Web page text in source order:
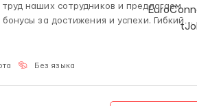
наших сотрудников и предлагаем
за достижения и успехи. Гибкий
Без языка